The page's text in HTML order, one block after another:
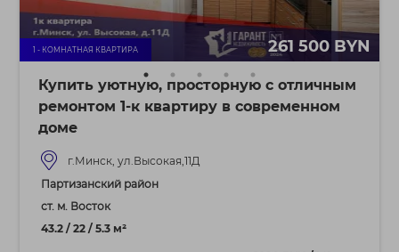
1 - КОМНАТНАЯ КВАРТИРА 261 500 BYN
Купить уютную, просторную с отличным
ремонтом 1-к квартиру в современном
доме
г.Минск, ул.Высокая,11Д
Партизанский район
ст. м. Восток
43.2 / 22 / 5.3 м²